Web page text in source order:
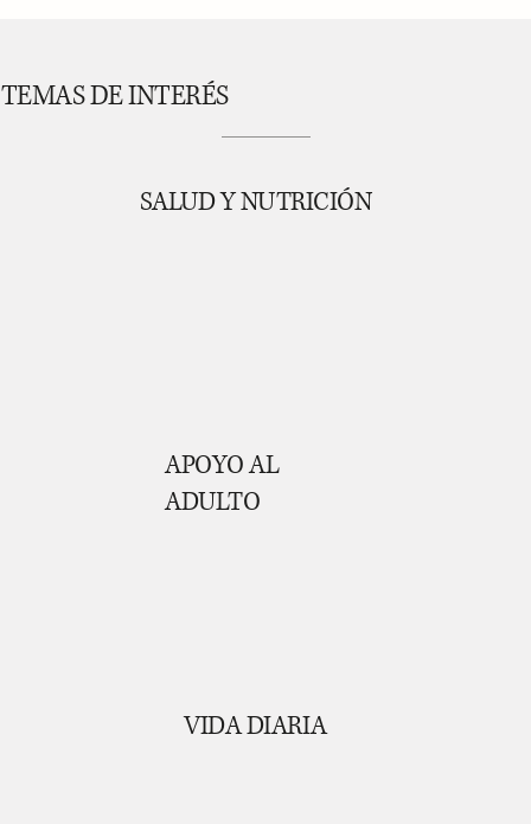
TEMAS DE INTERÉS
SALUD Y NUTRICIÓN
APOYO AL
ADULTO
VIDA DIARIA